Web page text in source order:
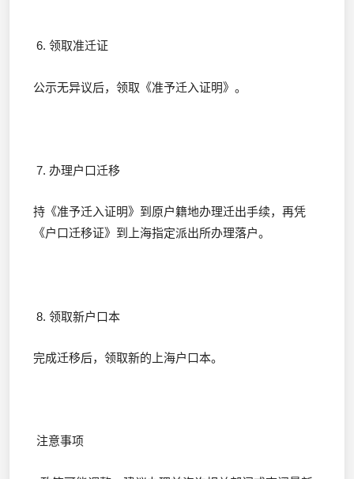
6. 领取准迁证
公示无异议后，领取《准予迁入证明》。
7. 办理户口迁移
持《准予迁入证明》到原户籍地办理迁出手续，再凭
《户口迁移证》到上海指定派出所办理落户。
8. 领取新户口本
完成迁移后，领取新的上海户口本。
注意事项